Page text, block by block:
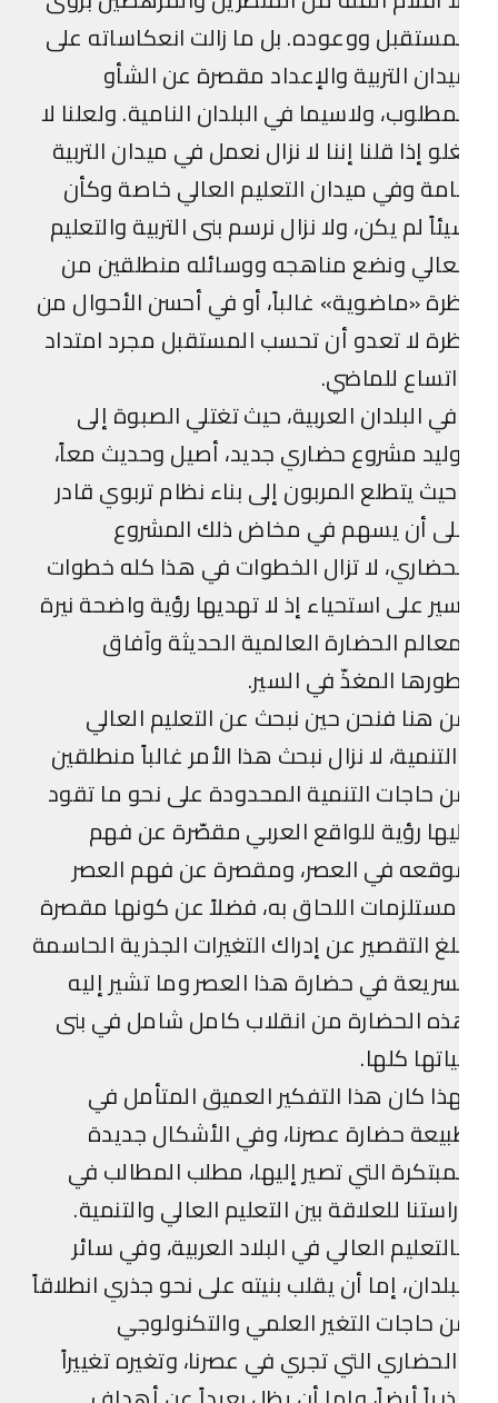
ووعوده. بل ما زالت انعكاساته على
التربية والإعداد مقصرة عن الشأو
ولاسيما في البلدان النامية. ولعلنا لا
إذا قلنا إننا لا نزال نعمل في ميدان التربية
وفي ميدان التعليم العالي خاصة وكأن
لم يكن، ولا نزال نرسم بنى التربية والتعليم
ونضع مناهجه ووسائله منطلقين من
«ماضوية» غالباً، أو في أحسن الأحوال من
لا تعدو أن تحسب المستقبل مجرد امتداد
للماضي.
البلدان العربية، حيث تغتلي الصبوة إلى
مشروع حضاري جديد، أصيل وحديث معاً،
يتطلع المربون إلى بناء نظام تربوي قادر
أن يسهم في مخاض ذلك المشروع
لا تزال الخطوات في هذا كله خطوات
على استحياء إذ لا تهديها رؤية واضحة نيرة
الحضارة العالمية الحديثة وآفاق
المغذّ في السير.
هنا فنحن حين نبحث عن التعليم العالي
لا نزال نبحث هذا الأمر غالباً منطلقين
حاجات التنمية المحدودة على نحو ما تقود
رؤية للواقع العربي مقصّرة عن فهم
في العصر، ومقصرة عن فهم العصر
اللحاق به، فضلاً عن كونها مقصرة
التقصير عن إدراك التغيرات الجذرية الحاسمة
في حضارة هذا العصر وما تشير إليه
الحضارة من انقلاب كامل شامل في بنى
كلها.
كان هذا التفكير العميق المتأمل في
حضارة عصرنا، وفي الأشكال جديدة
التي تصير إليها، مطلب المطالب في
للعلاقة بين التعليم العالي والتنمية.
العالي في البلاد العربية، وفي سائر
إما أن يقلب بنيته على نحو جذري انطلاقاً
حاجات التغير العلمي والتكنولوجي
التي تجري في عصرنا، وتغيره تغييراً